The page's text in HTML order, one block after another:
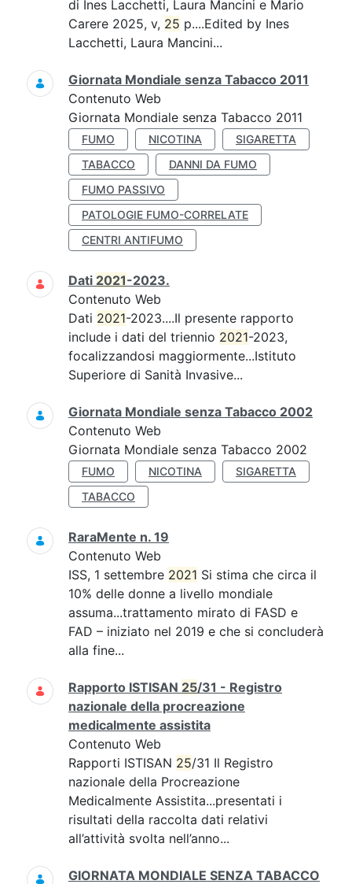
di Ines Lacchetti, Laura Mancini e Mario
Carere 2025, v, 25 p....Edited by Ines
Lacchetti, Laura Mancini...
Giornata Mondiale senza Tabacco 2011
Contenuto Web
Giornata Mondiale senza Tabacco 2011
FUMO NICOTINA
SIGARETTA
TABACCO
DANNI DA FUMO
FUMO PASSIVO
PATOLOGIE FUMO-CORRELATE
CENTRI ANTIFUMO
Dati 2021-2023.
Contenuto Web
Dati 2021-2023....Il presente rapporto
include i dati del triennio 2021-2023,
focalizzandosi maggiormente...Istituto
Superiore di Sanità Invasive...
Giornata Mondiale senza Tabacco 2002
Contenuto Web
Giornata Mondiale senza Tabacco 2002
FUMO NICOTINA
SIGARETTA
TABACCO
RaraMente n. 19
Contenuto Web
ISS, 1 settembre 2021 Si stima che circa il
10% delle donne a livello mondiale
assuma...trattamento mirato di FASD e
FAD – iniziato nel 2019 e che si concluderà
alla fine...
Rapporto ISTISAN 25/31 - Registro
nazionale della procreazione
medicalmente assistita
Contenuto Web
Rapporti ISTISAN 25/31 Il Registro
nazionale della Procreazione
Medicalmente Assistita...presentati i
risultati della raccolta dati relativi
all’attività svolta nell’anno...
GIORNATA MONDIALE SENZA TABACCO